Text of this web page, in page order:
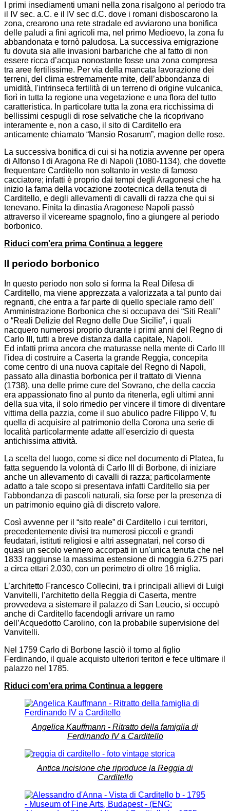
I primi insediamenti umani nella zona risalgono al periodo tra
il IV sec. a.C. e il IV sec d.C. dove i romani disboscarono la
zona, crearono una rete stradale ed avviarono una bonifica
delle paludi a fini agricoli ma, nel primo Medioevo, la zona fu
abbandonata e tornò paludosa. La successiva emigrazione
fu dovuta sia alle invasioni barbariche che al fatto di non
essere ricca d’acqua nonostante fosse una zona compresa
tra aree fertilissime. Per via della mancata lavorazione dei
terreni, del clima estremamente mite, dell’abbondanza di
umidità, l'intrinseca fertilità di un terreno di origine vulcanica,
fiorì in tutta la regione una vegetazione e una flora del tutto
caratteristica. In particolare tutta la zona era ricchissima di
bellissimi cespugli di rose selvatiche che la ricoprivano
interamente e, non a caso, il sito di Carditello era
anticamente chiamato “Mansio Rosarum”, magion delle rose.
La successiva bonifica di cui si ha notizia avvenne per opera
di Alfonso I di Aragona Re di Napoli (1080-1134), che dovette
frequentare Carditello non soltanto in veste di famoso
cacciatore; infatti è proprio dai tempi degli Aragonesi che ha
inizio la fama della vocazione zootecnica della tenuta di
Carditello, e degli allevamenti di cavalli di razza che qui si
tenevano. Finita la dinastia Aragonese Napoli passò
attraverso il vicereame spagnolo, fino a giungere al periodo
borbonico.
Riduci com'era prima Continua a leggere
Il periodo borbonico
In questo periodo non solo si forma la Real Difesa di
Carditello, ma viene apprezzata a valorizzata a tal punto dai
regnanti, che entra a far parte di quello speciale ramo dell'
Amministrazione Borbonica che si occupava dei “Siti Reali”
o “Reali Delizie del Regno delle Due Sicilie”, i quali
nacquero numerosi proprio durante i primi anni del Regno di
Carlo III, tutti a breve distanza dalla capitale, Napoli.
Ed infatti prima ancora che maturasse nella mente di Carlo III
l'idea di costruire a Caserta la grande Reggia, concepita
come centro di una nuova capitale del Regno di Napoli,
passato alla dinastia borbonica per il trattato di Vienna
(1738), una delle prime cure del Sovrano, che della caccia
era appassionato fino al punto da ritenerla, egli ultimi anni
della sua vita, il solo rimedio per vincere il timore di diventare
vittima della pazzia, come il suo abulico padre Filippo V, fu
quella di acquisire al patrimonio della Corona una serie di
località particolarmente adatte all'esercizio di questa
antichissima attività.
La scelta del luogo, come si dice nel documento di Platea, fu
fatta seguendo la volontà di Carlo III di Borbone, di iniziare
anche un allevamento di cavalli di razza; particolarmente
adatto a tale scopo si presentava infatti Carditello sia per
l'abbondanza di pascoli naturali, sia forse per la presenza di
un patrimonio equino già di discreto valore.
Così avvenne per il “sito reale” di Carditello i cui territori,
precedentemente divisi tra numerosi piccoli e grandi
feudatari, istituti religiosi e altri assegnatari, nel corso di
quasi un secolo vennero accorpati in un'unica tenuta che nel
1833 raggiunse la massima estensione di moggia 6.275 pari
a circa ettari 2.030, con un perimetro di oltre 16 miglia.
L’architetto Francesco Collecini, tra i principali allievi di Luigi
Vanvitelli, l’architetto della Reggia di Caserta, mentre
provvedeva a sistemare il palazzo di San Leucio, si occupò
anche di Carditello facendogli arrivare un ramo
dell’Acquedotto Carolino, con la probabile supervisione del
Vanvitelli.
Nel 1759 Carlo di Borbone lasciò il torno al figlio
Ferdinando, il quale acquisto ulteriori teritori e fece ultimare il
palazzo nel 1785.
Riduci com'era prima Continua a leggere
Angelica Kauffmann - Ritratto della famiglia di
Ferdinando IV a Carditello
Antica incisione che riproduce la Reggia di
Carditello